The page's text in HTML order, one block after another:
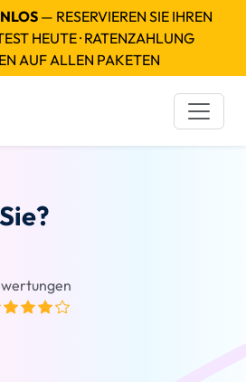
— RESERVIEREN SIE IHREN
HEUTE · RATENZAHLUNG
AUF ALLEN PAKETEN